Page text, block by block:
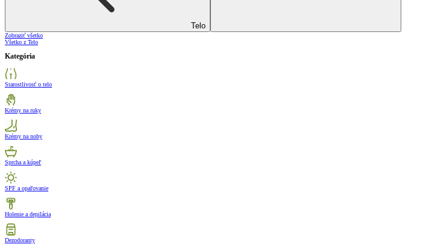
Telo
Zobraziť všetko
Všetko z Telo
Kategória
Starostlivosť o telo
Krémy na ruky
Krémy na nohy
Sprcha a kúpeľ
SPF a opaľovanie
Holenie a depilácia
Dezodoranty